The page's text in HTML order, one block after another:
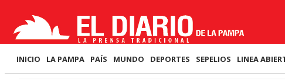
INICIO LA PAMPA PAÍS MUNDO DEPORTES SEPELIOS LINEA